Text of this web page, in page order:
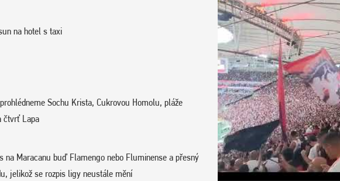
na hotel s taxi
Sochu Krista, Cukrovou Homolu, pláže
čtvrť Lapa
na Maracanu buď Flamengo nebo Fluminense a přesný
jelikož se rozpis ligy neustále mění